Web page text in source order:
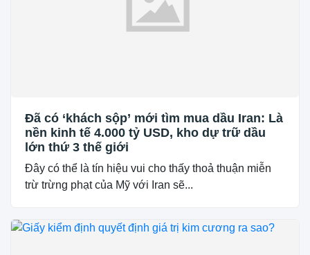
Đã có ‘khách sộp’ mới tìm mua dầu Iran: Là
nền kinh tế 4.000 tỷ USD, kho dự trữ dầu
lớn thứ 3 thế giới
Đây có thể là tín hiệu vui cho thấy thoả thuận miễn
trừ trừng phạt của Mỹ với Iran sẽ...